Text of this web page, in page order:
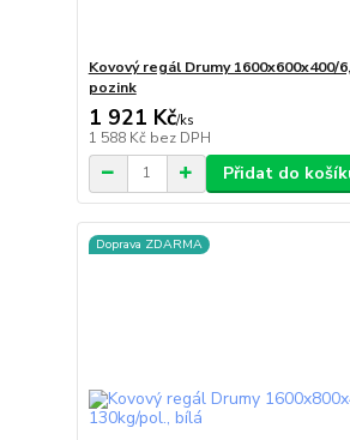
Kovový regál Drumy 1600x600x400/
pozink
1 921 Kč/ks
1 588 Kč bez DPH
Přidat do
Doprava ZDARMA